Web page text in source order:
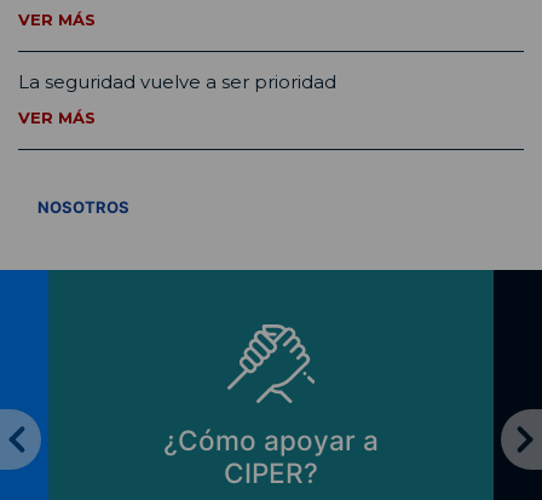
VER MÁS
La seguridad vuelve a ser prioridad
VER MÁS
NOSOTROS
¿Cómo apoyar a
CIPER?